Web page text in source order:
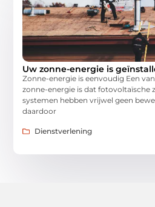
Uw zonne-energie is
Zonne-energie is eenvoudig Een
zonne-energie is dat fotovoltaïsche
systemen hebben vrijwel geen
daardoor
Dienstverlening